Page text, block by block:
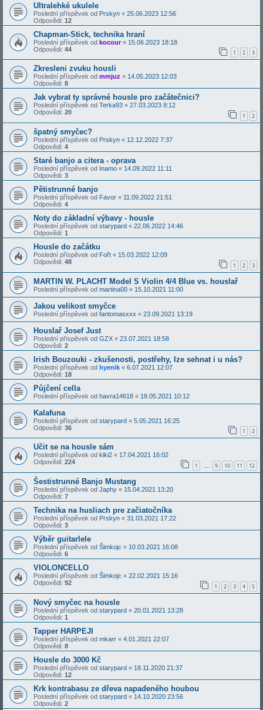
Ultralehké ukulele
Poslední příspěvek od Prskyn « 25.06.2023 12:56
Odpovědi: 12
Chapman-Stick, technika hraní
Poslední příspěvek od kocour« 15.06.2023 18:18
Odpovědi: 44 1 2 3
Zkresleni zvuku housli
Poslední příspěvek od mmjuz « 14.05.2023 12:03
Odpovědi: 8
Jak vybrat ty správné housle pro začátečnici?
Poslední příspěvek od Terka93 « 27.03.2023 8:12
Odpovědi: 20 1 2
špatný smyčec?
Poslední příspěvek od Prskyn « 12.12.2022 7:37
Odpovědi: 4
Staré banjo a citera - oprava
Poslední příspěvek od Inamo « 14.09.2022 11:11
Odpovědi: 3
Pětistrunné banjo
Poslední příspěvek od Favor « 11.09.2022 21:51
Odpovědi: 4
Noty do základní výbavy - housle
Poslední příspěvek od starypard « 22.06.2022 14:46
Odpovědi: 1
Housle do začátku
Poslední příspěvek od Fořt « 15.03.2022 12:09
Odpovědi: 48 1 2 3
MARTIN W. PLACHT Model S Violin 4/4 Blue vs. houslař
Poslední příspěvek od martina00 « 15.10.2021 11:00
Jakou velikost smyčce
Poslední příspěvek od fantomasxxx « 23.09.2021 13:19
Houslař Josef Just
Poslední příspěvek od GZX « 23.07.2021 18:58
Odpovědi: 2
Irish Bouzouki - zkušenosti, postřehy, lze sehnat i u nás?
Poslední příspěvek od hyenik « 6.07.2021 12:07
Odpovědi: 18
Půjčení cella
Poslední příspěvek od havra14618 « 18.05.2021 10:12
Kalafuna
Poslední příspěvek od starypard « 5.05.2021 16:25
Odpovědi: 36 1 2
Učit se na housle sám
Poslední příspěvek od kiki2 « 17.04.2021 16:02
Odpovědi: 224 1 … 9 10 11 12
Šestistrunné Banjo Mustang
Poslední příspěvek od Japhy « 15.04.2021 13:20
Odpovědi: 7
Technika na husliach pre začiatočníka
Poslední příspěvek od Prskyn « 31.03.2021 17:22
Odpovědi: 3
Výběr guitarlele
Poslední příspěvek od Šimkojc « 10.03.2021 16:08
Odpovědi: 6
VIOLONCELLO
Poslední příspěvek od Šimkojc « 22.02.2021 15:16
Odpovědi: 92 1 2 3 4 5
Nový smyčec na housle
Poslední příspěvek od starypard « 20.01.2021 13:28
Odpovědi: 1
Tapper HARPEJI
Poslední příspěvek od mkarr « 4.01.2021 22:07
Odpovědi: 8
Housle do 3000 Kč
Poslední příspěvek od starypard « 18.11.2020 21:37
Odpovědi: 12
Krk kontrabasu ze dřeva napadeného houbou
Poslední příspěvek od starypard « 14.10.2020 23:56
Odpovědi: 2